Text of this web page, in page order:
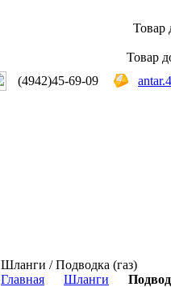
Товар
Товар
(4942)45-69-09
Шланги / Подводка (газ)
Главная
Шланги